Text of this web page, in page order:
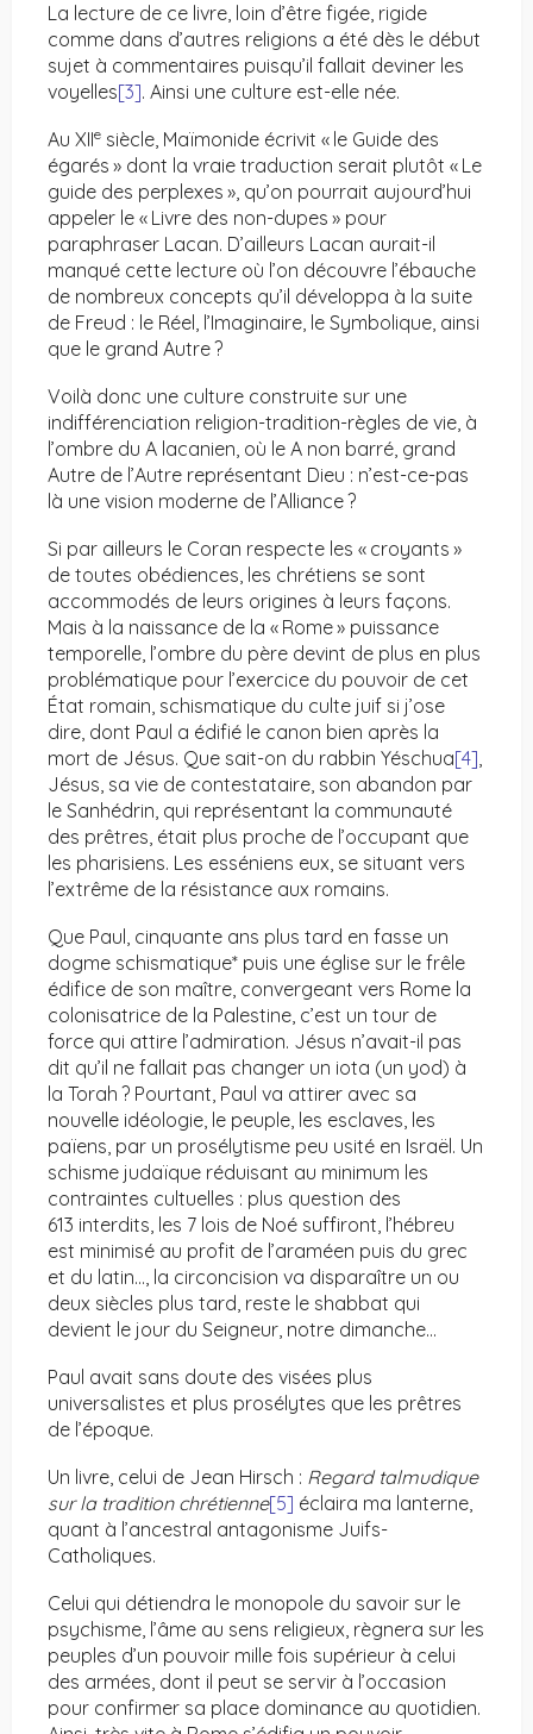
La lecture de ce livre, loin d’être figée, rigide
comme dans d’autres religions a été dès le début
sujet à commentaires puisqu’il fallait deviner les
voyelles[3]. Ainsi une culture est-elle née.
Au XIIe siècle, Maïmonide écrivit « le Guide des
égarés » dont la vraie traduction serait plutôt « Le
guide des perplexes », qu’on pourrait aujourd’hui
appeler le « Livre des non-dupes » pour
paraphraser Lacan. D’ailleurs Lacan aurait-il
manqué cette lecture où l’on découvre l’ébauche
de nombreux concepts qu’il développa à la suite
de Freud : le Réel, l’Imaginaire, le Symbolique, ainsi
que le grand Autre ?
Voilà donc une culture construite sur une
indifférenciation religion-tradition-règles de vie, à
l’ombre du A lacanien, où le A non barré, grand
Autre de l’Autre représentant Dieu : n’est-ce-pas
là une vision moderne de l’Alliance ?
Si par ailleurs le Coran respecte les « croyants »
de toutes obédiences, les chrétiens se sont
accommodés de leurs origines à leurs façons.
Mais à la naissance de la « Rome » puissance
temporelle, l’ombre du père devint de plus en plus
problématique pour l’exercice du pouvoir de cet
État romain, schismatique du culte juif si j’ose
dire, dont Paul a édifié le canon bien après la
mort de Jésus. Que sait-on du rabbin Yéschua[4],
Jésus, sa vie de contestataire, son abandon par
le Sanhédrin, qui représentant la communauté
des prêtres, était plus proche de l’occupant que
les pharisiens. Les esséniens eux, se situant vers
l’extrême de la résistance aux romains.
Que Paul, cinquante ans plus tard en fasse un
dogme schismatique* puis une église sur le frêle
édifice de son maître, convergeant vers Rome la
colonisatrice de la Palestine, c’est un tour de
force qui attire l’admiration. Jésus n’avait-il pas
dit qu’il ne fallait pas changer un iota (un yod) à
la Torah ? Pourtant, Paul va attirer avec sa
nouvelle idéologie, le peuple, les esclaves, les
païens, par un prosélytisme peu usité en Israël. Un
schisme judaïque réduisant au minimum les
contraintes cultuelles : plus question des
613 interdits, les 7 lois de Noé suffiront, l’hébreu
est minimisé au profit de l’araméen puis du grec
et du latin…, la circoncision va disparaître un ou
deux siècles plus tard, reste le shabbat qui
devient le jour du Seigneur, notre dimanche…
Paul avait sans doute des visées plus
universalistes et plus prosélytes que les prêtres
de l’époque.
Un livre, celui de Jean Hirsch : Regard talmudique
sur la tradition chrétienne[5] éclaira ma lanterne,
quant à l’ancestral antagonisme Juifs-
Catholiques.
Celui qui détiendra le monopole du savoir sur le
psychisme, l’âme au sens religieux, règnera sur les
peuples d’un pouvoir mille fois supérieur à celui
des armées, dont il peut se servir à l’occasion
pour confirmer sa place dominance au quotidien.